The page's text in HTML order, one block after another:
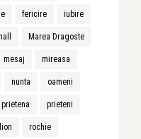
fericire iubire
Marea Dragoste
mesaj mireasa
nunta oameni
prietena prieteni
rochie